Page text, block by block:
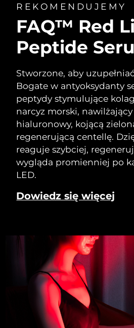
REKOMENDUJEMY
FAQ™ Red
Peptide
Stworzone, aby
Bogate w antyoksydanty
peptydy stymulujące
narcyz morski,
hialuronowy, kojącą
regenerującą centellę.
reaguje szybciej,
wygląda promienniej po
LED.
Dowiedz się więcej